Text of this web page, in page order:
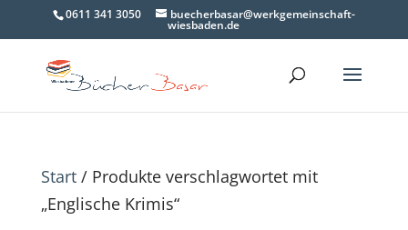
0611 341 3050 buecherbasar@werkgemeinschaft-
wiesbaden.de
Start/ Produkte verschlagwortet mit
„Englische Krimis“